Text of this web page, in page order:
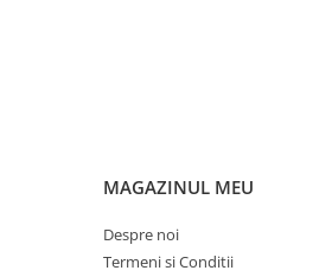
Pini terminali
Compensarea puterii reactive
Contoare de energie
MAGAZINUL MEU
Despre noi
Termeni si Conditii